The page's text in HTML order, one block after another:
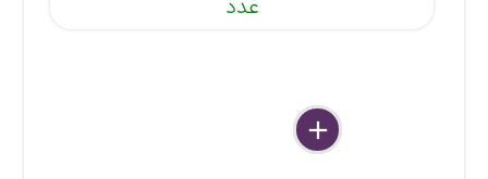
عدد
delete
remove
add